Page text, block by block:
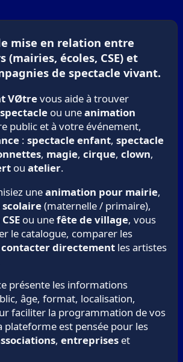
mise en relation entre
(mairies, écoles, CSE) et
de spectacle vivant.
VØtrevous aide à trouver
spectacleou uneanimation
public et à votre événement,
: spectacle enfant, spectacle
, magie, cirque, clown,
ou atelier.
uneanimation pour mairie,
(maternelle / primaire),
ou unefête de village, vous
le catalogue, comparer les
contacter directementles artistes
présente les informations
âge, format, localisation,
faciliter la programmation de vos
plateforme est pensée pour les
, entrepriseset